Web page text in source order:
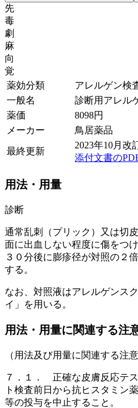
先
毒
劇
麻
向
覚
薬効分類
アレルゲン検
一般名
診断用アレル
薬価
8098円
メーカー
鳥居薬品
最終更新
2023年10月改
添付文書の
用法・用量
診断
通常乱刺（プリック）又は切
面に出血しない程度に傷をつ
３０分後に膨疹径が対照の２
する。
なお、対照液はアレルゲンス
イ」を用いる。
用法・用量に関連する注
（用法及び用量に関連する注意
７．１． 正確な皮膚反応テ
ト検査前日から抗ヒスタミン
等の投与を中止すること。